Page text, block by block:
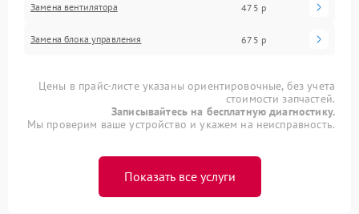
Замена вентилятора 475 р
Замена блока управления 675 р
Цены в прайс-листе указаны ориентировочные, без учета
стоимости запчастей.
Записывайтесь на бесплатную диагностику.
Мы проверим ваше устройство и укажем на неисправность.
Показать все услуги